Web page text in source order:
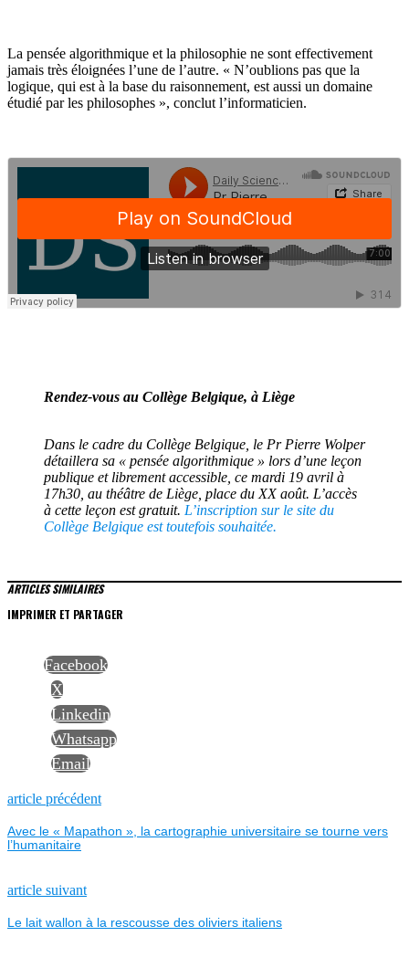
La pensée algorithmique et la philosophie ne sont effectivement
jamais très éloignées l’une de l’autre. « N’oublions pas que la
logique, qui est à la base du raisonnement, est aussi un domaine
étudié par les philosophes », conclut l’informaticien.
Rendez-vous au Collège Belgique, à Liège
Dans le cadre du Collège Belgique, le Pr Pierre Wolper
détaillera sa « pensée algorithmique » lors d’une leçon
publique et librement accessible, ce mardi 19 avril à
17h30, au théâtre de Liège, place du XX août. L’accès
à cette leçon est gratuit. L’inscription sur le site du
Collège Belgique est toutefois souhaitée.
ARTICLES SIMILAIRES
IMPRIMER ET PARTAGER
Facebook
X
Linkedin
Whatsapp
Email
NAVIGATION
DE
L’ARTICLE
article précédentPrevious
Avec le « Mapathon », la cartographie universitaire se tourne vers
l’humanitaire
article suivantNext
Le lait wallon à la rescousse des oliviers italiens